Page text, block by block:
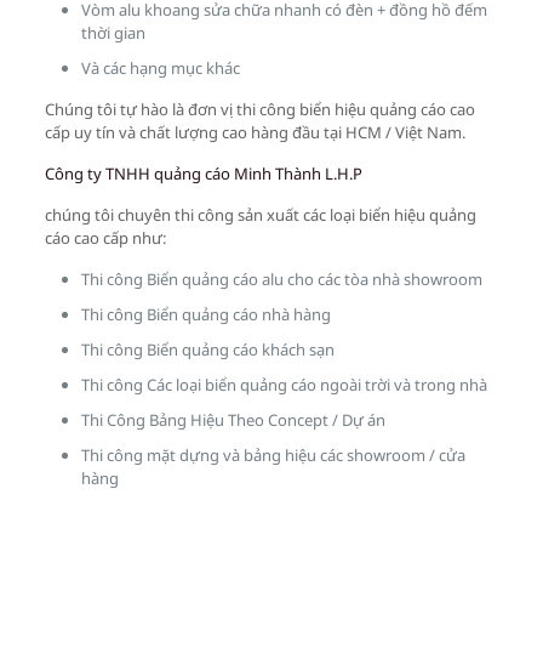
Vòm alu khoang sửa chữa nhanh có đèn + đồng hồ đếm
thời gian
Và các hạng mục khác
Chúng tôi tự hào là đơn vị thi công biển hiệu quảng cáo cao
cấp uy tín và chất lượng cao hàng đầu tại HCM / Việt Nam.
Công ty TNHH quảng cáo Minh Thành L.H.P
chúng tôi chuyên thi công sản xuất các loại biển hiệu quảng
cáo cao cấp như:
Thi công Biển quảng cáo alu cho các tòa nhà showroom
Thi công Biển quảng cáo nhà hàng
Thi công Biển quảng cáo khách sạn
Thi công Các loại biển quảng cáo ngoài trời và trong nhà
Thi Công Bảng Hiệu Theo Concept / Dự án
Thi công mặt dựng và bảng hiệu các showroom / cửa
hàng